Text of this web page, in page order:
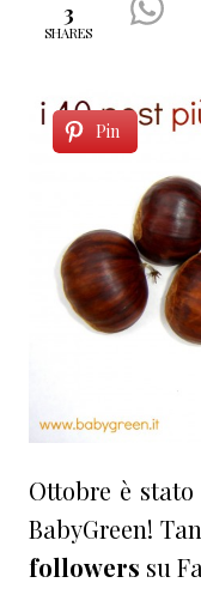
green
3
SHARES
Pin
Ottobre è
BabyGreen!
followers su